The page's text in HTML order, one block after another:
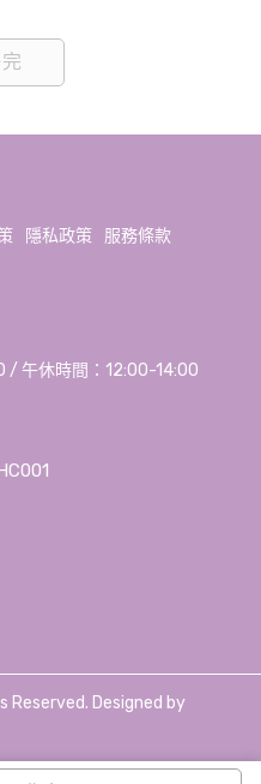
隱私政策 服務條款
/ 午休時間：12:00-14:00
Reserved. Designed by